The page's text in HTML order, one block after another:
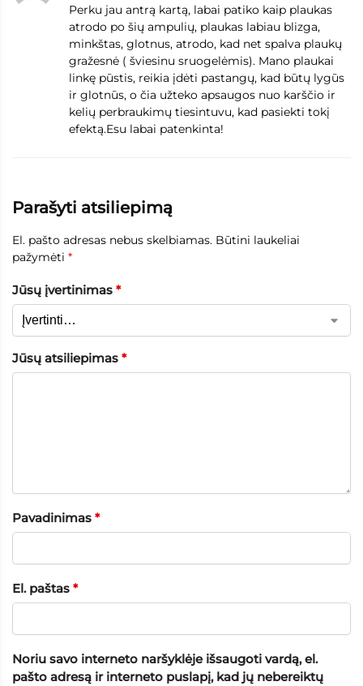
Perku jau antrą kartą, labai patiko kaip plaukas
atrodo po šių ampulių, plaukas labiau blizga,
minkštas, glotnus, atrodo, kad net spalva plaukų
gražesnė ( šviesinu sruogelėmis). Mano plaukai
linkę pūstis, reikia įdėti pastangų, kad būtų lygūs
ir glotnūs, o čia užteko apsaugos nuo karščio ir
kelių perbraukimų tiesintuvu, kad pasiekti tokį
efektą.Esu labai patenkinta!
Parašyti atsiliepimą
El. pašto adresas nebus skelbiamas. Būtini laukeliai
pažymėti *
Jūsų įvertinimas *
Jūsų atsiliepimas *
Pavadinimas *
El. paštas *
Noriu savo interneto naršyklėje išsaugoti vardą, el.
pašto adresą ir interneto puslapį, kad jų nebereiktų